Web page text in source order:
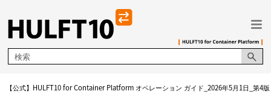
メイン コンテンツにスキップ
【公式】HULFT10 for Container Platform オペレーション ガイド_2026年5月1日_第4版